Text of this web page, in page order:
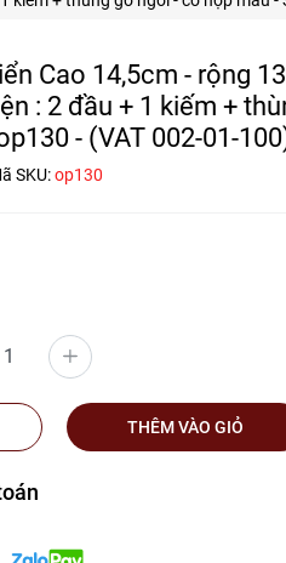
Cao 14,5cm - rộng
: 2 đầu + 1 kiếm +
- (VAT 002-01-
SKU:op130
THÊM VÀO GIỎ